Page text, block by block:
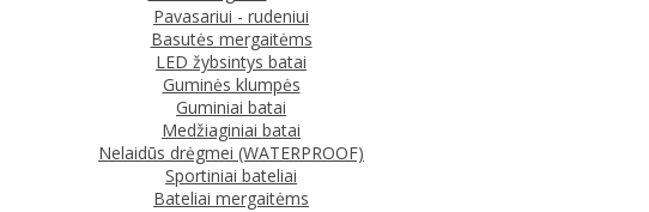
Pavasariui - rudeniui
Basutės mergaitėms
LED žybsintys batai
Guminės klumpės
Guminiai batai
Medžiaginiai batai
Nelaidūs drėgmei (WATERPROOF)
Sportiniai bateliai
Bateliai mergaitėms